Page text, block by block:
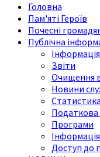
Головна
Пам'яті Героїв
Почесні
Публічна
Звіти
Очищення
Новини
Статистика
Податкова
Програми
Доступ до